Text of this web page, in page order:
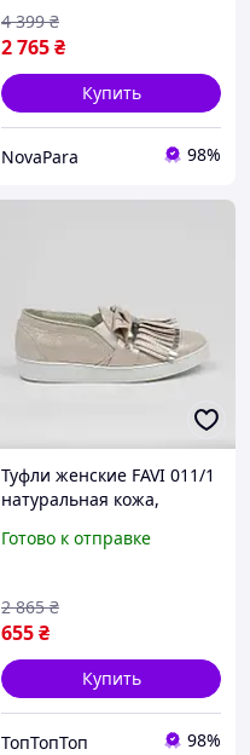
2 765₴
4 399 ₴
Купить
NovaPara 98%
Туфли женские FAVI 011/1
натуральная кожа,
белой подошве
Готово к отправке
655₴
2 865 ₴
Купить
ТопТопТоп 98%